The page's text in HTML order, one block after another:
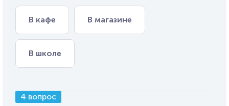
В кафе В магазине
В школе
4 вопрос